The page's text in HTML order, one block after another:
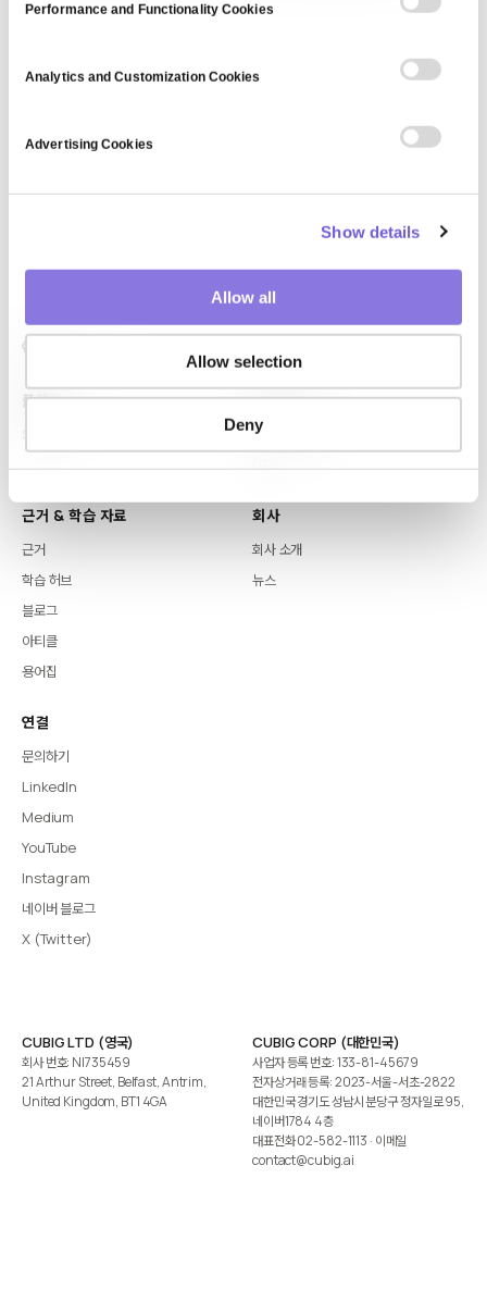
Performance and Functionality Cookies
Analytics and Customization Cookies
Advertising Cookies
Show details
Allow all
Allow selection
Deny
플랫폼 핵심 역량
LLM Capsule
근거 & 학습 자료
근거
학습 허브
블로그
아티클
용어집
회사
회사 소개
뉴스
연결
문의하기
LinkedIn
Medium
YouTube
Instagram
네이버 블로그
X (Twitter)
CUBIG LTD (영국)
회사 번호: NI735459
21 Arthur Street, Belfast, Antrim,
United Kingdom, BT1 4GA
CUBIG CORP (대한민국)
사업자 등록 번호: 133-81-45679
전자상거래 등록: 2023-서울-서초-2822
대한민국 경기도 성남시 분당구 정자일로 95,
네이버1784 4층
대표전화02-582-1113 · 이메일
contact@cubig.ai